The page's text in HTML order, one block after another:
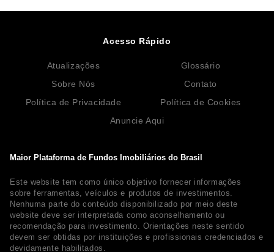
Maior Plataforma de Fundos Imobiliários do Brasil
Este website tem como único objetivo fornecer informações
sobre ferramentas, veículos e produtos de investimentos.
Nenhuma parte do conteúdo disponibilizado por meio deste
website deve ser interpretada como aconselhamento ou
recomendação para investimento. Orientações neste sentido
devem ser obtidas por instituições e profissionais credenciados e
devidamente habilitados.
Acesso Rápido
Atualizações
Glossário
Sobre Nós
Contato
Política de Privacidade
Política de Cookies
Anuncie Aqui